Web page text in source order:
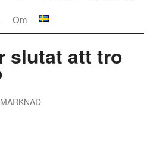
Om
slutat att tro